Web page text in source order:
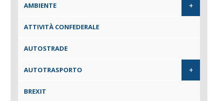
AMBIENTE +
ATTIVITÀ CONFEDERALE
AUTOSTRADE
AUTOTRASPORTO +
BREXIT